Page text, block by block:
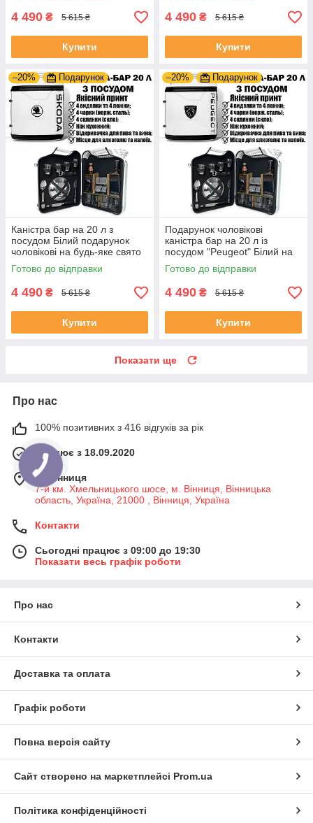
4 490 ₴ 5 615 ₴
Купити
4 490 ₴ 5 615 ₴
Купити
–20% Подарунок
Каністра бар на 20 л з
посудом Білий подарунок
чоловікові на будь-яке свято
Готово до відправки
4 490 ₴ 5 615 ₴
Купити
–20% Подарунок
Подарунок чоловікові
каністра бар на 20 л із
посудом "Peugeot" Білий на
будь-яке свято.
Готово до відправки
4 490 ₴ 5 615 ₴
Купити
Показати ще
Про нас
100% позитивних з 416 відгуків за рік
Працює з 18.09.2020
м. Вінниця
7-й км. Хмельницького шосе, м. Вінниця, Вінницька
область, Україна, 21000 , Вінниця, Україна
Контакти
Сьогодні працює з 09:00 до 19:30
Показати весь графік роботи
Про нас
Контакти
Доставка та оплата
Графік роботи
Повна версія сайту
Сайт створено на маркетплейсі Prom.ua
Політика конфіденційності